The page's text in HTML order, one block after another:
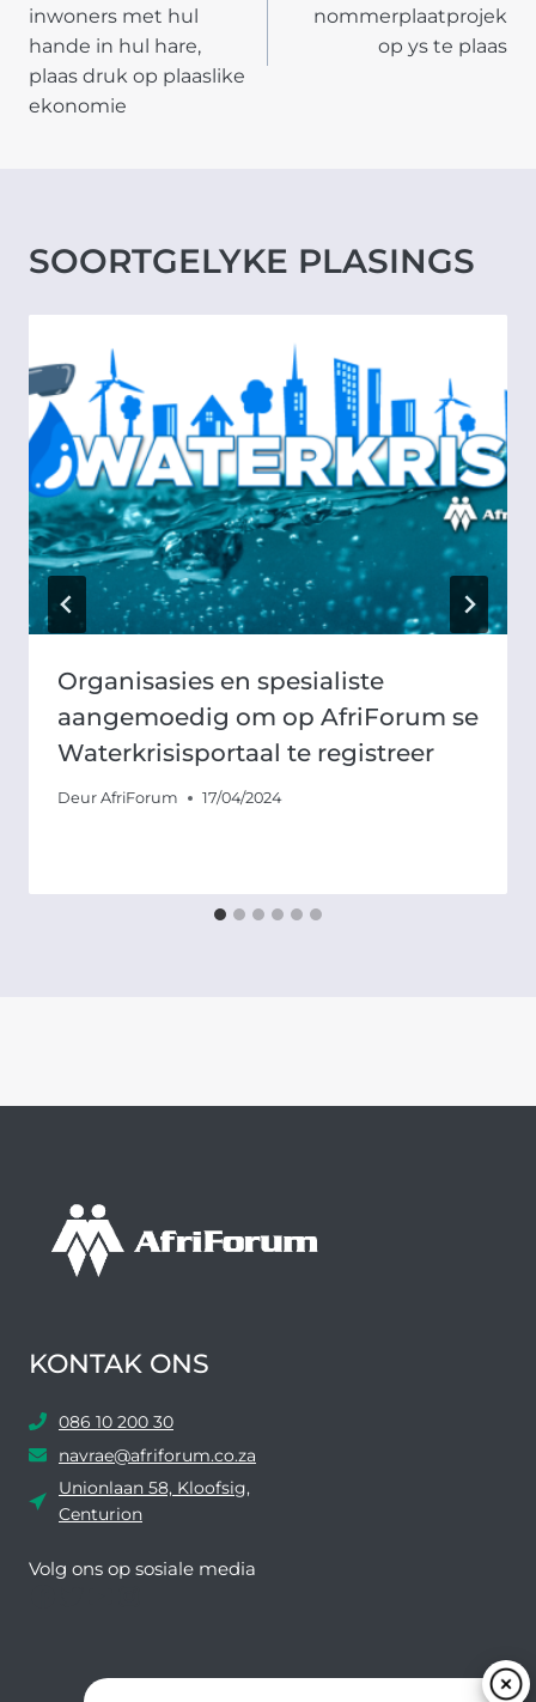
inwoners met hul
hande in hul hare,
plaas druk op plaaslike
ekonomie
nommerplaatprojek
op ys te plaas
SOORTGELYKE PLASINGS
Organisasies en spesialiste
aangemoedig om op AfriForum se
Waterkrisisportaal te registreer
Deur AfriForum 17/04/2024
KONTAK ONS
086 10 200 30
navrae@afriforum.co.za
Unionlaan 58, Kloofsig,
Centurion
Volg ons ​​op sosiale media